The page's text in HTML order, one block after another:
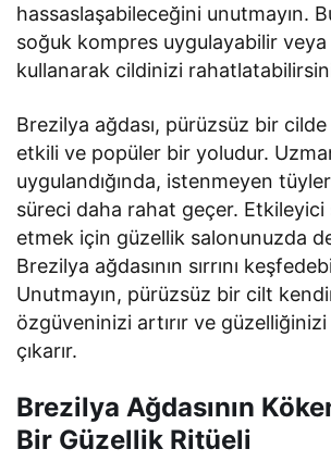
hassaslaşabileceğini unutmayın.
soğuk kompres uygulayabilir
kullanarak cildinizi
Brezilya ağdası, pürüzsüz bir cilde
etkili ve popüler bir yoludur.
uygulandığında, istenmeyen
süreci daha rahat geçer. Etkileyici
etmek için güzellik salonunuzda
Brezilya ağdasının sırrını
Unutmayın, pürüzsüz bir cilt
özgüveninizi artırır ve
çıkarır.
Brezilya Ağdasının
Bir Güzellik Ritüeli